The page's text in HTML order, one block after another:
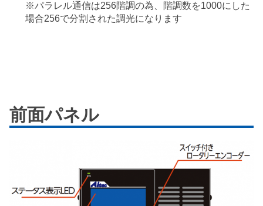
※パラレル通信は256階調の為、階調数を1000にした
場合256で分割された調光になります
前面パネル